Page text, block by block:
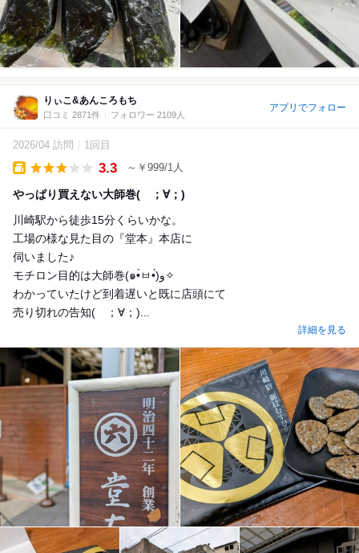
りぃこ&あんころもち
口コミ 2871件 フォロワー 2109人
アプリでフォロー
2026/04 訪問 1回目
3.3 ～￥999/1人
やっぱり買えない大師巻( ；∀；)
川崎駅から徒歩15分くらいかな。
工場の様な見た目の『堂本』本店に
伺いました♪
モチロン目的は大師巻(๑•̀ㅂ•́)و✧
わかっていたけど到着遅いと既に店頭にて
売り切れの告知( ；∀；)...
詳細を見る